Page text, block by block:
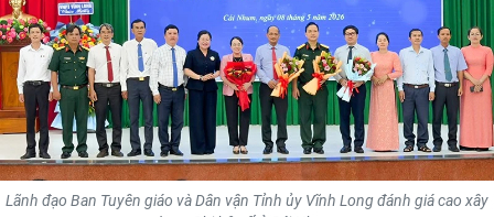
KHOA HỌC - CÔNG NGHỆ
MÔI TRƯỜNG
BẠN ĐỌC
KIỂM CHỨNG THÔNG TIN
Lãnh đạo Ban Tuyên giáo và Dân vận Tỉnh ủy Vĩnh Long đánh giá cao xây